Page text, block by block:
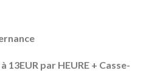
13EUR par HEURE + Casse-